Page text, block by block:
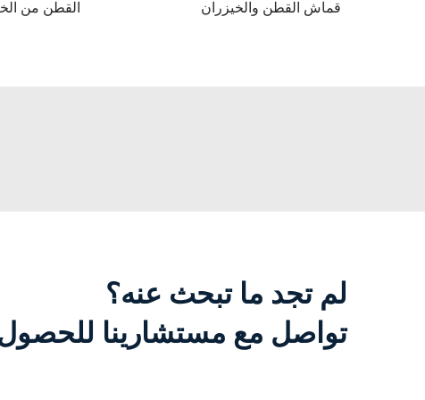
قماش القطن والخيزران
القطن من
لم تجد ما تبحث عنه؟
تواصل مع مستشارينا